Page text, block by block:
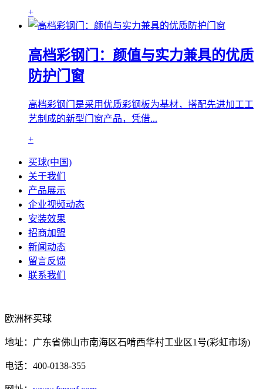
+
高档彩钢门：颜值与实力兼具的优质
防护门窗
高档彩钢门是采用优质彩钢板为基材，搭配先进加工工
艺制成的新型门窗产品，凭借...
+
买球(中国)
关于我们
产品展示
企业视频动态
安装效果
招商加盟
新闻动态
留言反馈
联系我们
欧洲杯买球
地址：广东省佛山市南海区石啃西华村工业区1号(彩虹市场)
电话：400-0138-355